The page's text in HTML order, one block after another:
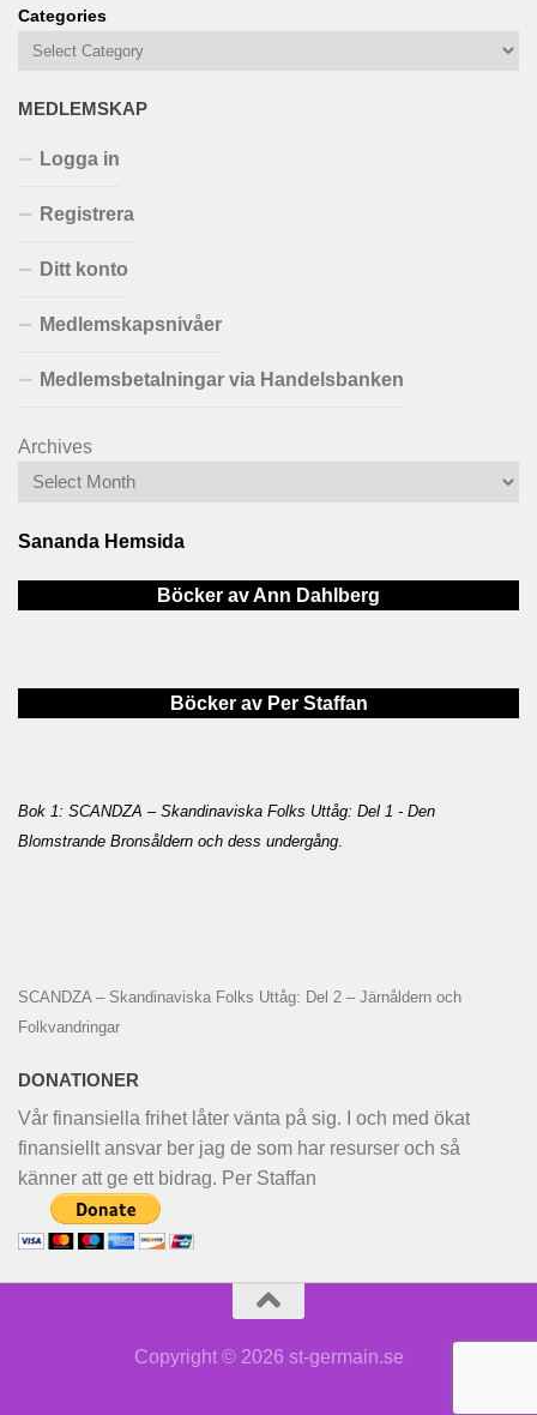
Categories
MEDLEMSKAP
Logga in
Registrera
Ditt konto
Medlemskapsnivåer
Medlemsbetalningar via Handelsbanken
Archives
Sananda Hemsida
Böcker av Ann Dahlberg
Böcker av Per Staffan
Bok 1: SCANDZA – Skandinaviska Folks Uttåg: Del 1 - Den
Blomstrande Bronsåldern och dess undergång
SCANDZA – Skandinaviska Folks Uttåg: Del 2 – Järnåldern och
Folkvandringar
DONATIONER
Vår finansiella frihet låter vänta på sig. I och med ökat
finansiellt ansvar ber jag de som har resurser och så
känner att ge ett bidrag. Per Staffan
Copyright © 2026 st-germain.se